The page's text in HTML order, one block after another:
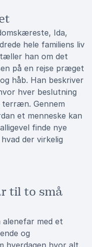
Ida,
hele familiens liv
han om det
på en rejse præget
håb. Han beskriver
hver beslutning
Gennem
et menneske kan
finde nye
der virkelig
til to små
alenefar med et
og
hverdagen hvor alt